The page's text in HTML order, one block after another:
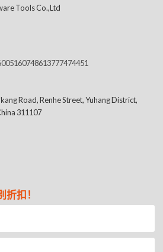
Tools Co.,Ltd
8613777474451
Road, Renhe Street, Yuhang District,
311107
扣！